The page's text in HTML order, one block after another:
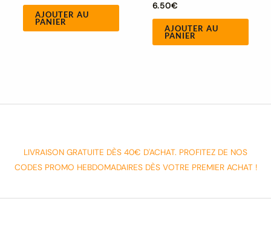
AJOUTER AU
PANIER
6.50€
AJOUTER AU
PANIER
LIVRAISON GRATUITE DÈS 40€ D'ACHAT. PROFITEZ DE NOS
CODES PROMO HEBDOMADAIRES DÈS VOTRE PREMIER ACHAT !